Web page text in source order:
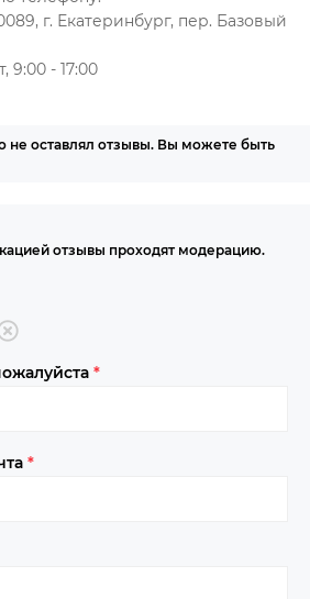
г. Екатеринбург, пер. Базовый
9:00 - 17:00
не оставлял отзывы. Вы можете быть
отзывы проходят модерацию.
*
*